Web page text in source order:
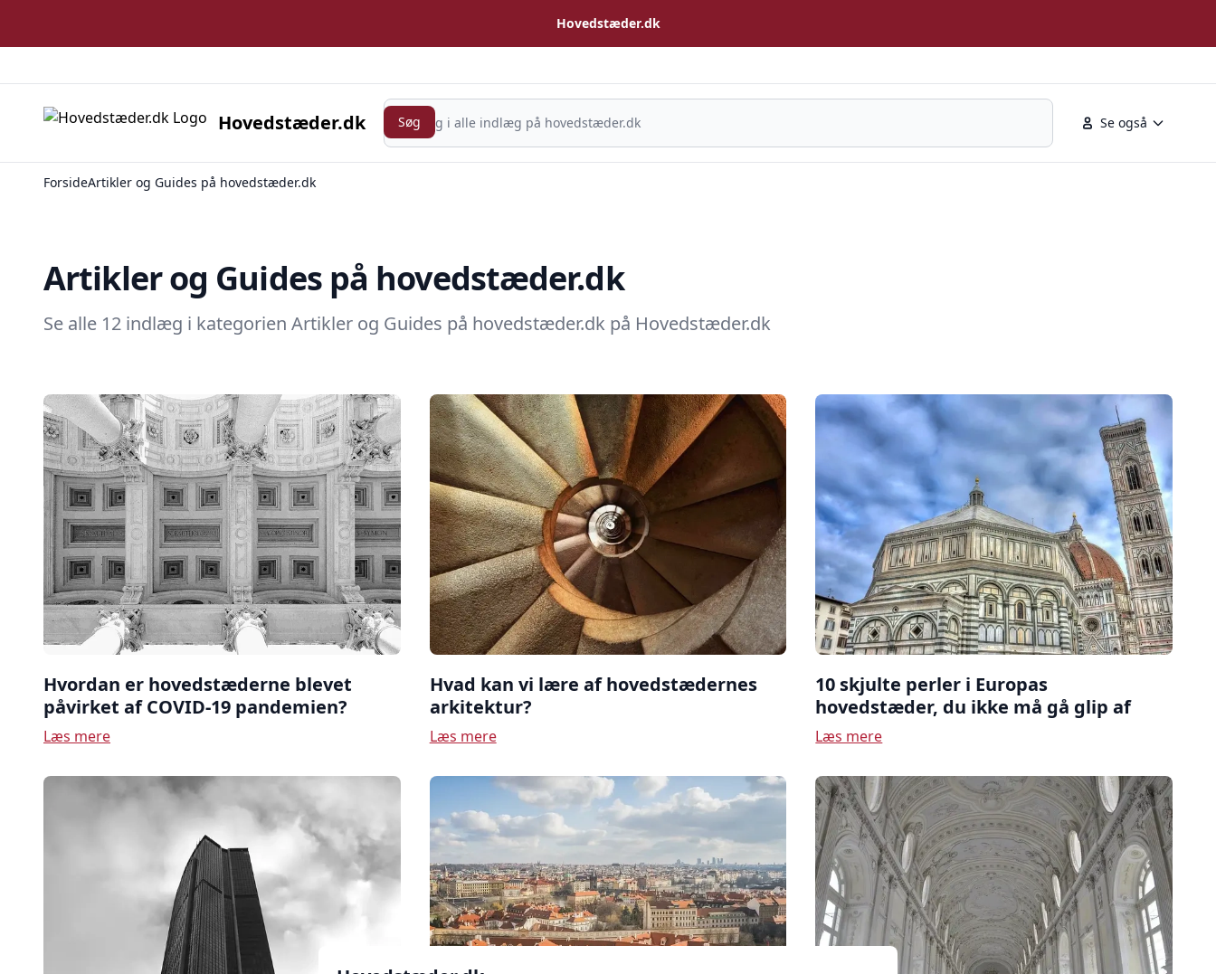
Hovedstæder.dk
Hovedstæder.dk Se også
Søg
Søg
ForsideArtikler og Guides på hovedstæder.dk
Artikler og Guides på hovedstæder.dk
Se alle 12 indlæg i kategorien Artikler og Guides på hovedstæder.dk på Hovedstæder.dk
Hvordan er hovedstæderne blevet
påvirket af COVID-19 pandemien?
Læs mere
Hvad kan vi lære af hovedstædernes
arkitektur?
Læs mere
10 skjulte perler i Europas
hovedstæder, du ikke må gå glip af
Læs mere